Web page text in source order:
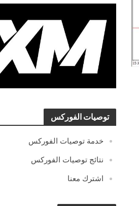
توصيات الفوركس
خدمة توصيات الفوركس
نتائج توصيات الفوركس
اشترك معنا